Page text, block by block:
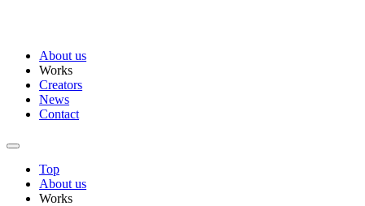
About us
Works
Creators
News
Contact
Top
About us
Works